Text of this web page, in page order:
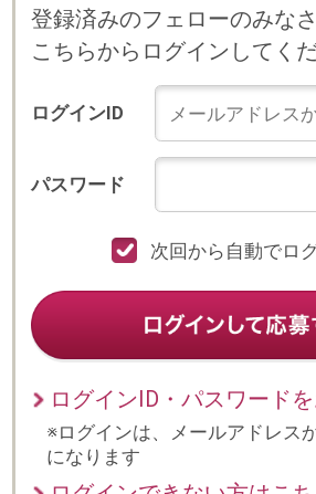
次回から自動でログインする
ログインID・パスワードをお忘れの方
※ログインは、メールアドレスかフェローコード
になります
ログインできない方はこちら
プライバシーポリシー
© 2023 b-style smartcareer Inc.